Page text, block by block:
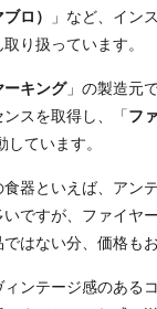
ロ）
」など、イン
り扱っています。
ーキング」の製造元
スを取得し、「フ
ています。
器といえば、アン
ですが、ファイヤ
はない分、価格も
ンテージ感のある